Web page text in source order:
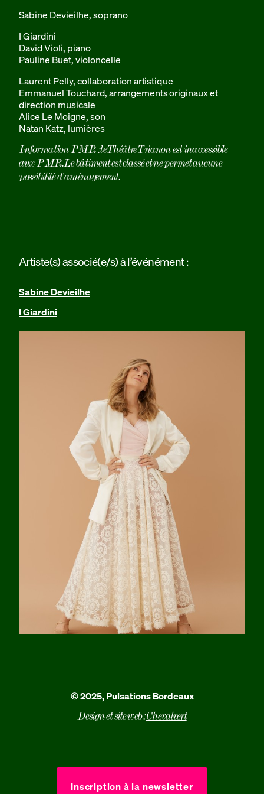
Sabine Devieilhe, soprano
I Giardini
David Violi, piano
Pauline Buet, violoncelle
Laurent Pelly, collaboration artistique
Emmanuel Touchard, arrangements originaux et
direction musicale
Alice Le Moigne, son
Natan Katz, lumières
Information PMR : le Théâtre Trianon est inaccessible
aux PMR. Le bâtiment est classé et ne permet aucune
possibilité d'aménagement.
Artiste(s) associé(e/s) à l’événément :
Sabine Devieilhe
I Giardini
© 2025, Pulsations Bordeaux
Design et site web :Chevalvert
Inscription à la newsletter